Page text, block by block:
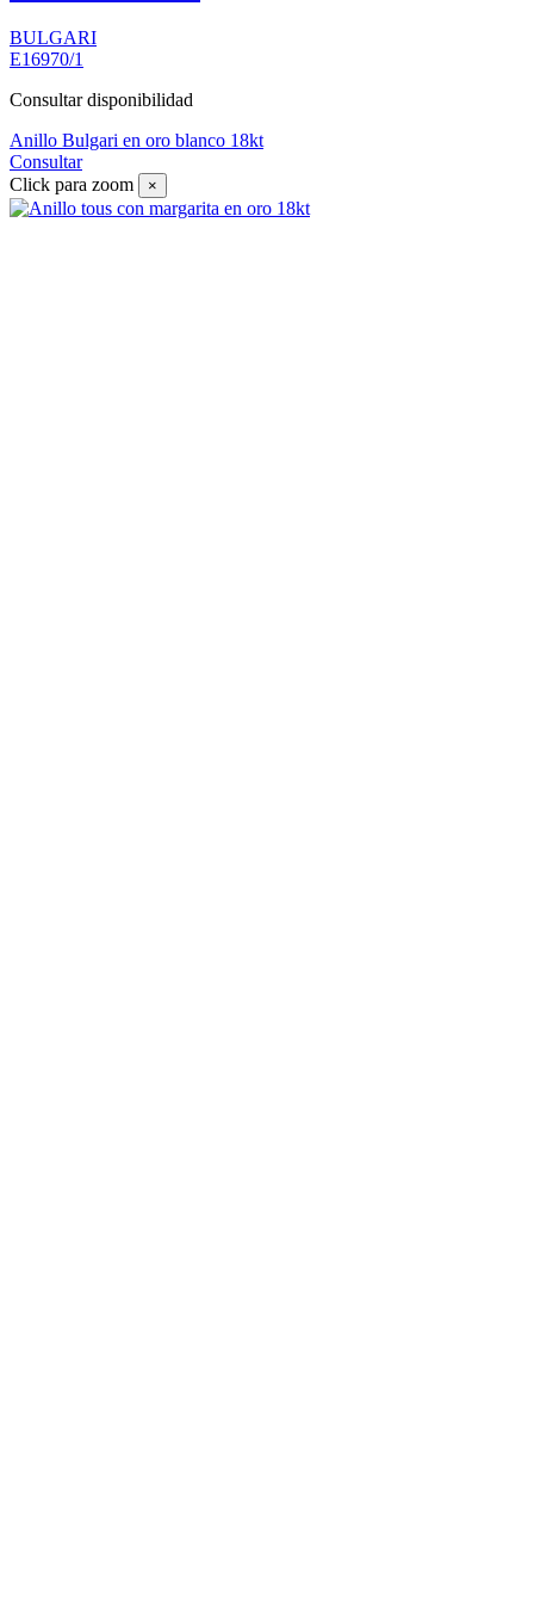
BULGARI
E16970/1
Consultar disponibilidad
Anillo Bulgari en oro blanco 18kt
Consultar
Click para zoom
×